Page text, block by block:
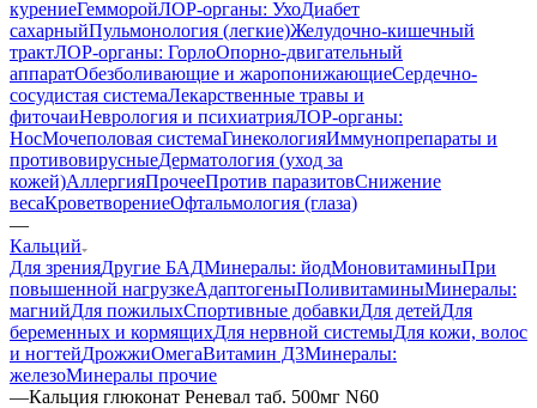
курениеГемморойЛОР-органы: УхоДиабет
сахарныйПульмонология (легкие)Желудочно-кишечный
трактЛОР-органы: ГорлоОпорно-двигательный
аппаратОбезболивающие и жаропонижающиеСердечно-
сосудистая системаЛекарственные травы и
фиточаиНеврология и психиатрияЛОР-органы:
НосМочеполовая системаГинекологияИммунопрепараты и
противовирусныеДерматология (уход за
кожей)АллергияПрочееПротив паразитовСнижение
весаКроветворениеОфтальмология (глаза)
—
Кальций
Для зренияДругие БАДМинералы: йодМоновитаминыПри
повышенной нагрузкеАдаптогеныПоливитаминыМинералы:
магнийДля пожилыхСпортивные добавкиДля детейДля
беременных и кормящихДля нервной системыДля кожи, волос
и ногтейДрожжиОмегаВитамин Д3Минералы:
железоМинералы прочие
—Кальция глюконат Реневал таб. 500мг N60